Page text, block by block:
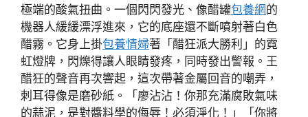
極端的酸氣扭曲。一個閃閃發光、像醋罐包養網的
機器人緩緩漂浮進來，它的底座還不斷噴射著白色
醋霧。它身上掛包養情婦著「醋狂派大勝利」的霓
虹燈牌，閃爍得讓人眼睛發疼，同時發出警報。王
醋狂的聲音再次響起，這次帶著金屬回音的嘲弄，
刺耳得像是磨砂紙。「廖沾沾！你那充滿腐敗氣味
的蒜泥，是對醬料學的侮辱！必須淨化！」「你將